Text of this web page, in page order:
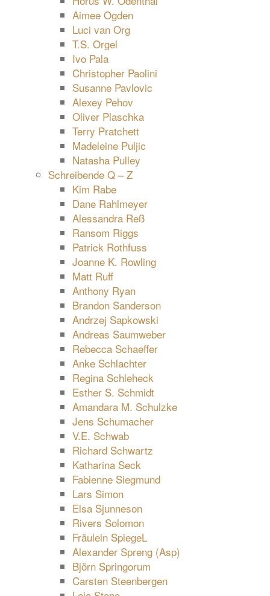
Aimee Ogden
Luci van Org
T.S. Orgel
Ivo Pala
Christopher Paolini
Susanne Pavlovic
Alexey Pehov
Oliver Plaschka
Terry Pratchett
Madeleine Puljic
Natasha Pulley
Schreibende Q – Z
Kim Rabe
Dane Rahlmeyer
Alessandra Reß
Ransom Riggs
Patrick Rothfuss
Joanne K. Rowling
Matt Ruff
Anthony Ryan
Brandon Sanderson
Andrzej Sapkowski
Andreas Saumweber
Rebecca Schaeffer
Anke Schlachter
Regina Schleheck
Esther S. Schmidt
Amandara M. Schulzke
Jens Schumacher
V.E. Schwab
Richard Schwartz
Katharina Seck
Fabienne Siegmund
Lars Simon
Elsa Sjunneson
Rivers Solomon
Fräulein SpiegeL
Alexander Spreng (Asp)
Björn Springorum
Carsten Steenbergen